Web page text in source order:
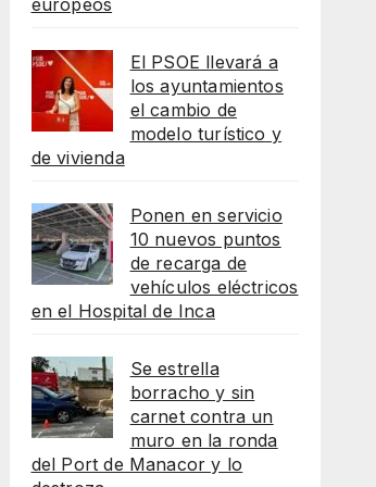
El PSOE llevará a
los ayuntamientos
el cambio de
modelo turístico y
de vivienda
Ponen en servicio
10 nuevos puntos
de recarga de
vehículos eléctricos
en el Hospital de Inca
Se estrella
borracho y sin
carnet contra un
muro en la ronda
del Port de Manacor y lo